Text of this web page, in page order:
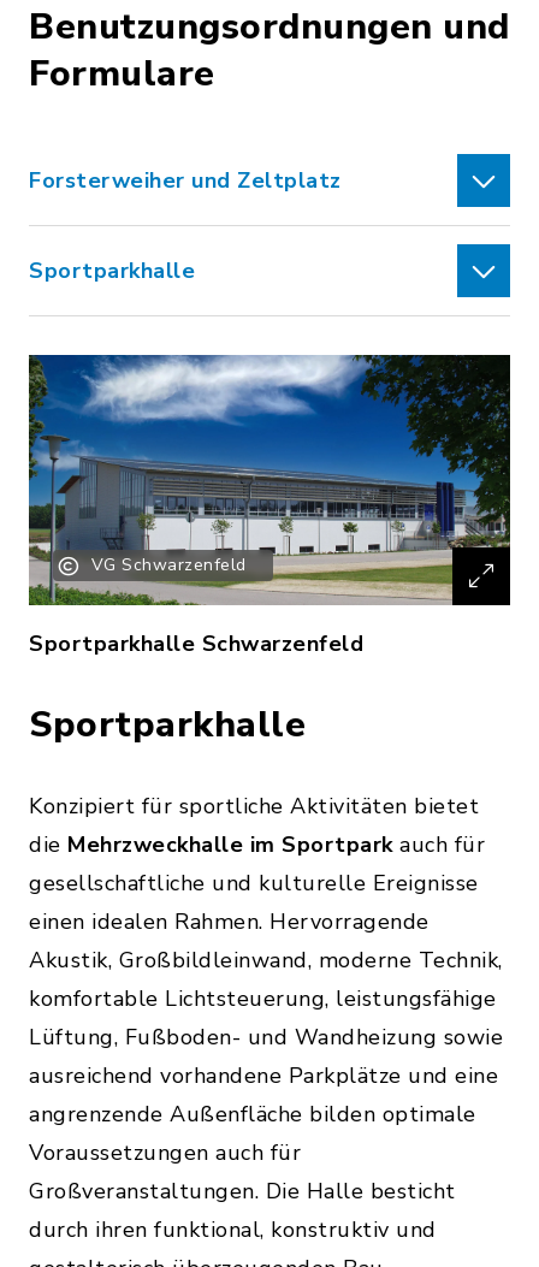
Benutzungsordnungen und
Formulare
Forsterweiher und Zeltplatz
Sportparkhalle
VG Schwarzenfeld
Sportparkhalle Schwarzenfeld
Sportparkhalle
Konzipiert für sportliche Aktivitäten bietet
die Mehrzweckhalle im Sportparkauch für
gesellschaftliche und kulturelle Ereignisse
einen idealen Rahmen. Hervorragende
Akustik, Großbildleinwand, moderne Technik,
komfortable Lichtsteuerung, leistungsfähige
Lüftung, Fußboden- und Wandheizung sowie
ausreichend vorhandene Parkplätze und eine
angrenzende Außenfläche bilden optimale
Voraussetzungen auch für
Großveranstaltungen. Die Halle besticht
durch ihren funktional, konstruktiv und